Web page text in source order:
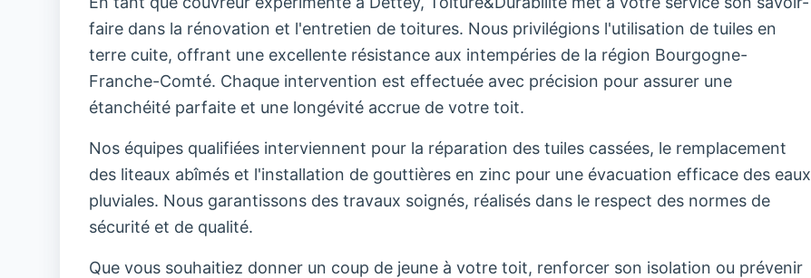
faire dans la rénovation et l'entretien de toitures. Nous privilégions l'utilisation de tuiles en
terre cuite, offrant une excellente résistance aux intempéries de la région Bourgogne-
Franche-Comté. Chaque intervention est effectuée avec précision pour assurer une
étanchéité parfaite et une longévité accrue de votre toit.
Nos équipes qualifiées interviennent pour la réparation des tuiles cassées, le remplacement
des liteaux abîmés et l'installation de gouttières en zinc pour une évacuation efficace des eaux
pluviales. Nous garantissons des travaux soignés, réalisés dans le respect des normes de
sécurité et de qualité.
Que vous souhaitiez donner un coup de jeune à votre toit, renforcer son isolation ou prévenir